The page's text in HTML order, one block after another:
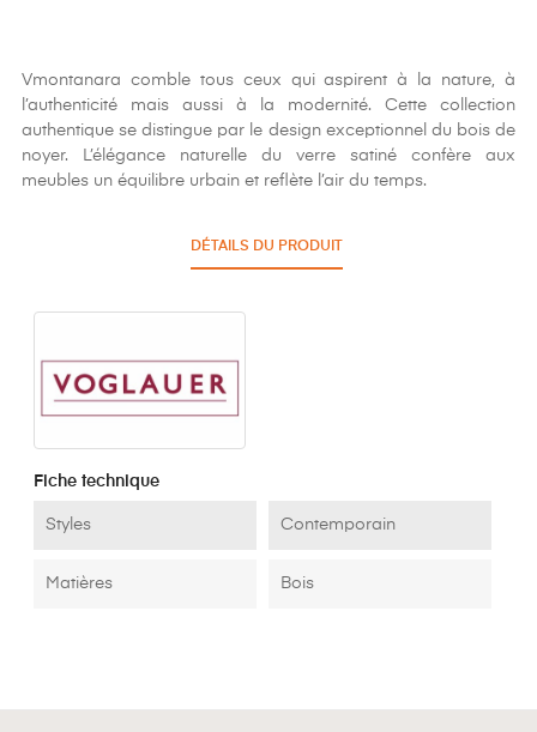
Vmontanara comble tous ceux qui aspirent à la nature, à
l’authenticité mais aussi à la modernité. Cette collection
authentique se distingue par le design exceptionnel du bois de
noyer. L’élégance naturelle du verre satiné confère aux
meubles un équilibre urbain et reflète l’air du temps.
DÉTAILS DU PRODUIT
Fiche technique
Styles Contemporain
Matières Bois